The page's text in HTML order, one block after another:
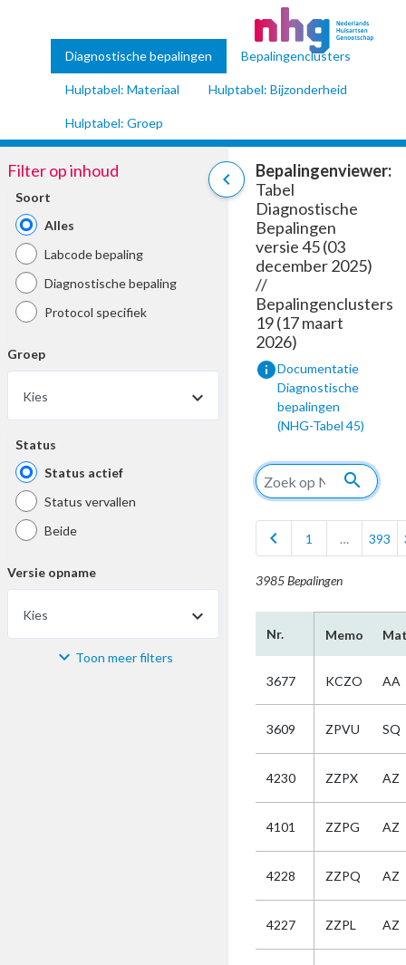
Diagnostische bepalingen Bepalingenclusters
Hulptabel: Materiaal Hulptabel: Bijzonderheid
Hulptabel: Groep
chevron_left
Filter op inhoud
Soort
Alles
Labcode bepaling
Diagnostische bepaling
Protocol specifiek
Groep
Kies
Status
Status actief
Status vervallen
Beide
Versie opname
Kies
Materiaal Toon meer filters
Bepalingenviewer:
Tabel
Diagnostische
Bepalingen
versie 45 (03
december 2025)
//
Bepalingenclusters
19 (17 maart
2026)
infoDocumentatie
Diagnostische
bepalingen
(NHG-Tabel 45)
search
chevron_left 1 … 393
3985 Bepalingen
Nr. Memo
3677 KCZO AA
3609 ZPVU SQ
4230 ZZPX AZ
4101 ZZPG AZ
4228 ZZPQ AZ
4227 ZZPL AZ